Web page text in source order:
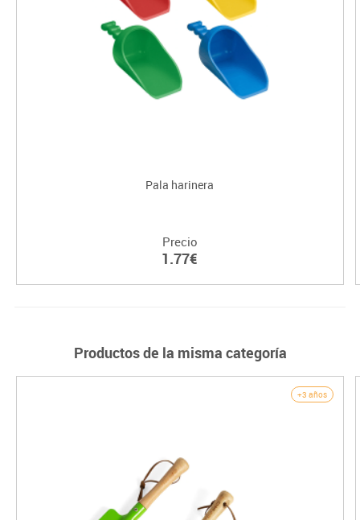
Pala harinera
Precio
1.77€
Productos de la misma categoría
+3 años